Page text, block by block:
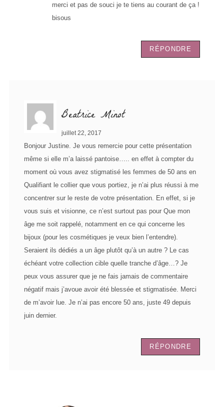
merci et pas de souci je te tiens au courant de ça !
bisous
RÉPONDRE
Beatrice Minot
juillet 22, 2017
Bonjour Justine. Je vous remercie pour cette présentation
même si elle m’a laissé pantoise….. en effet à compter du
moment où vous avez stigmatisé les femmes de 50 ans en
Qualifiant le collier que vous portiez, je n’ai plus réussi à me
concentrer sur le reste de votre présentation. En effet, si je
vous suis et visionne, ce n’est surtout pas pour Que mon
âge me soit rappelé, notamment en ce qui concerne les
bijoux (pour les cosmétiques je veux bien l’entendre).
Seraient ils dédiés a un âge plutôt qu’à un autre ? Le cas
échéant votre collection cible quelle tranche d’âge…? Je
peux vous assurer que je ne fais jamais de commentaire
négatif mais j’avoue avoir été blessée et stigmatisée. Merci
de m’avoir lue. Je n’ai pas encore 50 ans, juste 49 depuis
juin dernier.
RÉPONDRE